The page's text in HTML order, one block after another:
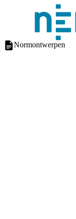
Normontwerpen